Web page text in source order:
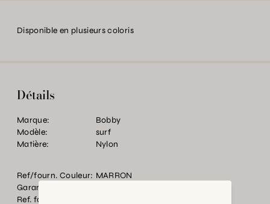
Disponible en plusieurs coloris
Détails
Marque:
Bobby
Modèle:
surf
Matière:
Nylon
Ref/fourn. Couleur: MARRON
Garantie:
Ref. fournisseur: